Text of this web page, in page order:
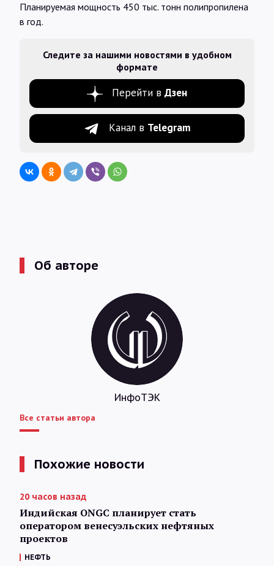
Планируемая мощность 450 тыс. тонн полипропилена
в год.
Следите за нашими новостями в удобном
формате
Перейти в Дзен
Канал в Telegram
Об авторе
ИнфоТЭК
Все статьи автора
Похожие новости
20 часов назад
Индийская ONGC планирует стать
оператором венесуэльских нефтяных
проектов
НЕФТЬ